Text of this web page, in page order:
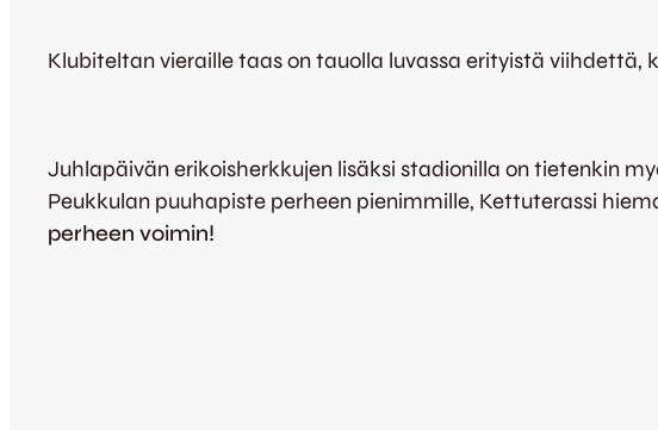
Klubiteltan vieraille taas on tauolla luvassa erityistä
Juhlapäivän erikoisherkkujen lisäksi stadionilla on tietenkin
Peukkulan puuhapiste perheen pienimmille, Kettuterassi
perheen voimin!